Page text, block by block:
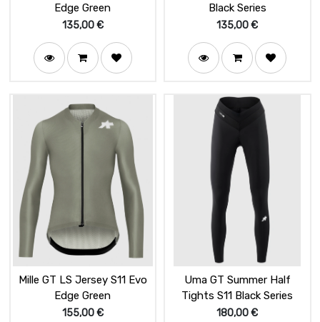
Edge Green
135,00€
Black Series
135,00€
Mille GT LS Jersey S11 Evo
Edge Green
155,00€
Uma GT Summer Half
Tights S11 Black Series
180,00€